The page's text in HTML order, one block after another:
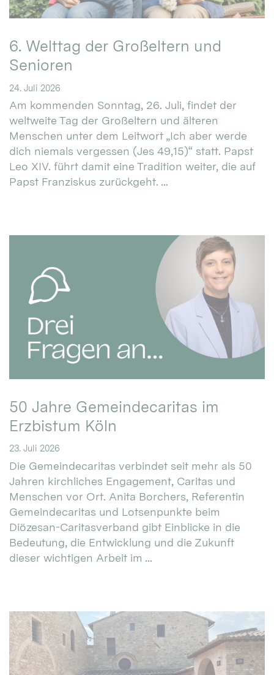
6. Welttag der Großeltern und
Senioren
24. Juli 2026
Am kommenden Sonntag, 26. Juli, findet der
weltweite Tag der Großeltern und älteren
Menschen unter dem Leitwort „Ich aber werde
dich niemals vergessen (Jes 49,15)“ statt. Papst
Leo XIV. führt damit eine Tradition weiter, die auf
Papst Franziskus zurückgeht. ...
50 Jahre Gemeindecaritas im
Erzbistum Köln
23. Juli 2026
Die Gemeindecaritas verbindet seit mehr als 50
Jahren kirchliches Engagement, Caritas und
Menschen vor Ort. Anita Borchers, Referentin
Gemeindecaritas und Lotsenpunkte beim
Diözesan-Caritasverband gibt Einblicke in die
Bedeutung, die Entwicklung und die Zukunft
dieser wichtigen Arbeit im ...